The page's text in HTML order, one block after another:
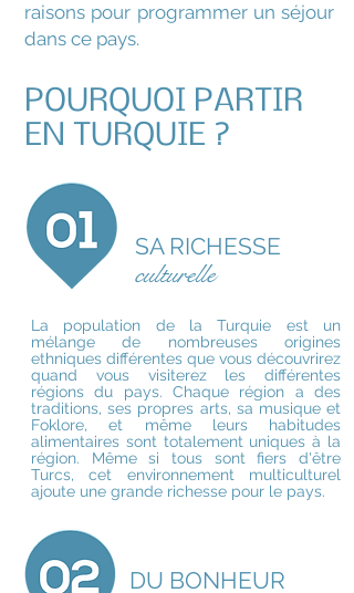
raisons pour programmer un séjour
dans ce pays.
POURQUOI PARTIR
EN TURQUIE ?
SA RICHESSE
culturelle
La population de la Turquie est un
mélange de nombreuses origines
ethniques différentes que vous découvrirez
quand vous visiterez les différentes
régions du pays. Chaque région a des
traditions, ses propres arts, sa musique et
Foklore, et même leurs habitudes
alimentaires sont totalement uniques à la
région. Même si tous sont fiers d'être
Turcs, cet environnement multiculturel
ajoute une grande richesse pour le pays.
DU BONHEUR